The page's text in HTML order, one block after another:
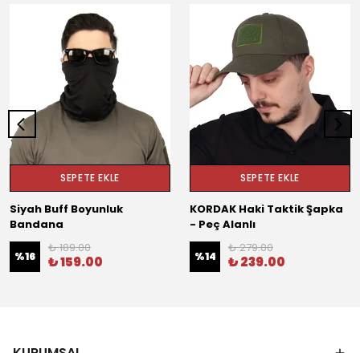
SEPETE EKLE
Siyah Buff Boyunluk
Bandana
%16
₺ 189.00
₺ 159.00
SEPETE EKLE
KORDAK Haki Taktik Şapka
- Peç Alanlı
%14
₺ 279.00
₺ 239.00